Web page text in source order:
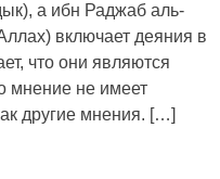
а ибн Раджаб аль-
включает деяния в
что они являются
мнение не имеет
другие мнения. […]